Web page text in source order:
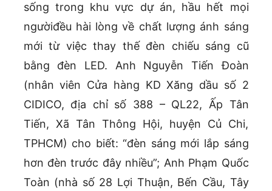
sống trong khu vực dự án, hầu hết mọi
ngườiđều hài lòng về chất lượng ánh sáng
mới từ việc thay thế đèn chiếu sáng cũ
bằng đèn LED. Anh Nguyễn Tiến Đoàn
(nhân viên Cửa hàng KD Xăng dầu số 2
CIDICO, địa chỉ số 388 – QL22, Ấp Tân
Tiến, Xã Tân Thông Hội, huyện Củ Chi,
TPHCM) cho biết: “đèn sáng mới lắp sáng
hơn đèn trước đây nhiều”; Anh Phạm Quốc
Toàn (nhà số 28 Lợi Thuận, Bến Cầu, Tây